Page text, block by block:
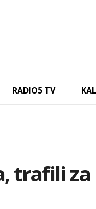
RADIO5 TV
trafili za